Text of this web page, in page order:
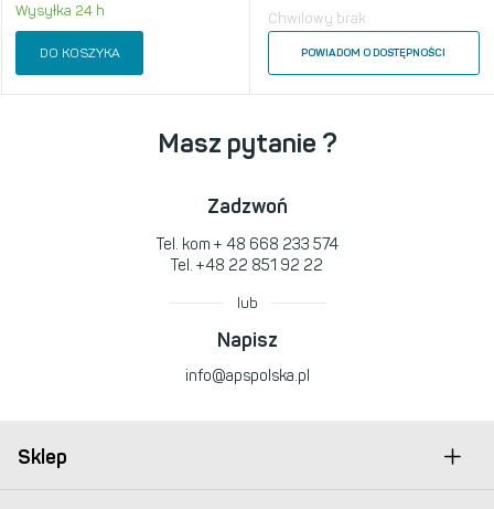
Wysyłka 24 h
DO KOSZYKA
Chwilowy brak
POWIADOM O DOSTĘPNOŚCI
Masz pytanie ?
Zadzwoń
Tel. kom + 48 668 233 574
Tel. +48 22 851 92 22
lub
Napisz
info@apspolska.pl
Sklep